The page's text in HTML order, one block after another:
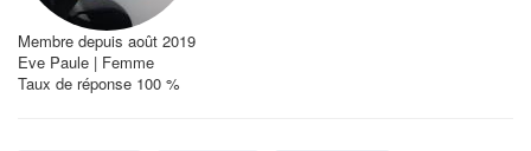
Membre depuis août 2019
Eve Paule | Femme
Taux de réponse 100 %